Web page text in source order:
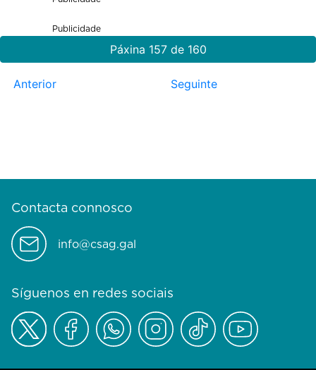
Publicidade
Páxina 157 de 160
Anterior Seguinte
Contacta connosco
info@csag.gal
Síguenos en redes sociais